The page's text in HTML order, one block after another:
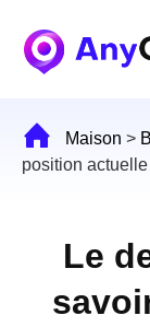
Maison >
position actuelle
Le